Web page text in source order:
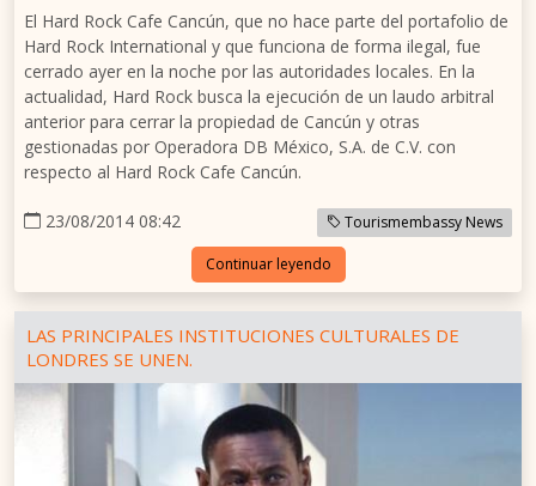
El Hard Rock Cafe Cancún, que no hace parte del portafolio de
Hard Rock International y que funciona de forma ilegal, fue
cerrado ayer en la noche por las autoridades locales. En la
actualidad, Hard Rock busca la ejecución de un laudo arbitral
anterior para cerrar la propiedad de Cancún y otras
gestionadas por Operadora DB México, S.A. de C.V. con
respecto al Hard Rock Cafe Cancún.
23/08/2014 08:42 Tourismembassy News
Continuar leyendo
LAS PRINCIPALES INSTITUCIONES CULTURALES DE
LONDRES SE UNEN.